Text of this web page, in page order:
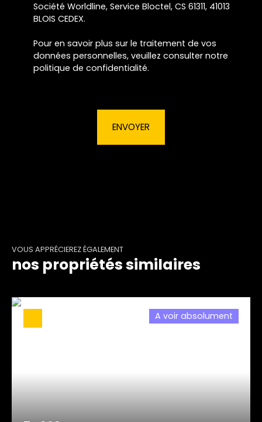
Société Worldline, Service Bloctel, CS 61311, 41013
BLOIS CEDEX.
Pour en savoir plus sur le traitement de vos
données personnelles, veuillez consulter notre
politique de confidentialité.
ENVOYER
VOUS APPRÉCIEREZ ÉGALEMENT
nos propriétés similaires
A voir absolument